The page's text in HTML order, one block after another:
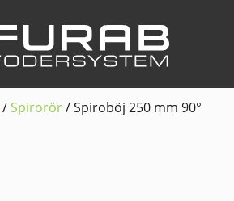
/ Spirorör/ Spiroböj 250 mm 90°